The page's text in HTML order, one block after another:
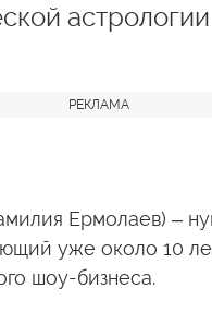
Ермолаев) –
уже около 10
шоу-бизнеса.